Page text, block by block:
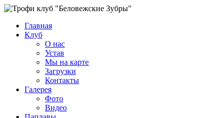
Главная
Клуб
О нас
Устав
Мы на карте
Загрузки
Контакты
Галерея
Фото
Видео